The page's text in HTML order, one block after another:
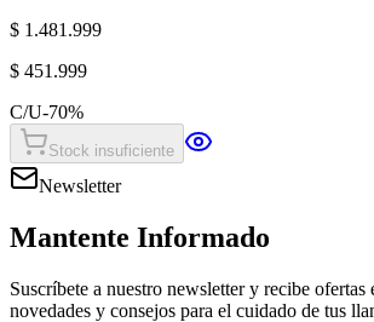
$ 1.481.999
$ 451.999
C/U-70%
Stock insuficiente
Newsletter
Mantente Informado
Suscríbete a nuestro newsletter y recibe ofertas
novedades y consejos para el cuidado de tus